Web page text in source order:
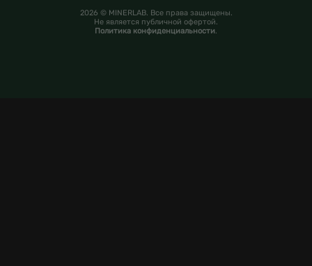
2026 © MINERLAB. Все права защищены.
Не является публичной офертой.
Политика конфиденциальности.